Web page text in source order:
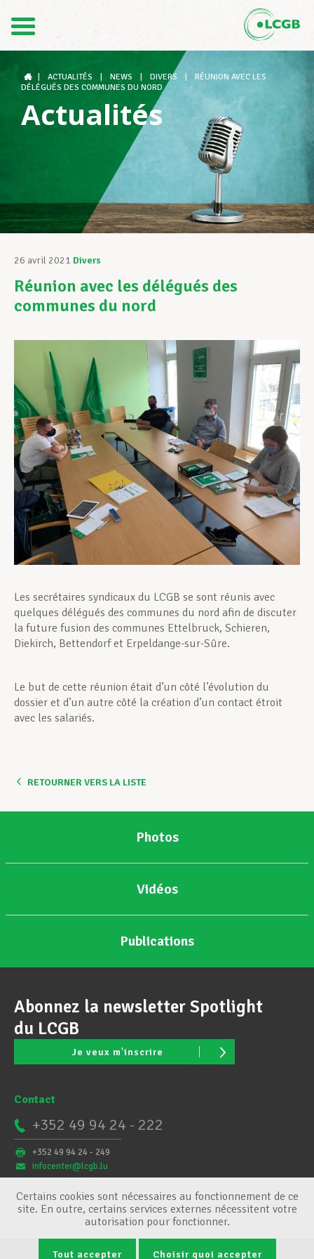
DE
Le LCGB
Structures syndicales
Assistance au Travail
Vos droits
Assistance en vie privée
Développement professionnel
Devenir Membre
Actualités
ACTUALITÉS NEWS DIVERS
RÉUNION AVEC LES
DÉLÉGUÉS DES COMMUNES DU NORD
Actualités
26 avril 2021 Divers
Réunion avec les délégués des
communes du nord
Les secrétaires syndicaux du LCGB se sont réunis avec
quelques délégués des communes du nord afin de discuter
la future fusion des communes Ettelbruck, Schieren,
Diekirch, Bettendorf et Erpeldange-sur-Sûre.
Le but de cette réunion était d’un côté l’évolution du
dossier et d’un autre côté la création d’un contact étroit
avec les salariés.
RETOURNER VERS LA LISTE
Photos
Vidéos
Publications
Abonnez la newsletter Spotlight
du LCGB
Je veux m'inscrire
Contact
+352 49 94 24 - 222
+352 49 94 24 - 249
infocenter@lcgb.lu
Certains cookies sont nécessaires au fonctionnement de ce
site. En outre, certains services externes nécessitent votre
autorisation pour fonctionner.
Tout accepter Choisir quoi accepter